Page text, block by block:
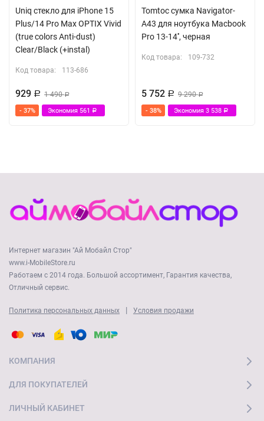
Uniq стекло для iPhone 15
Plus/14 Pro Max OPTIX Vivid
(true colors Anti-dust)
Clear/Black (+instal)
Код товара: 113-686
929 Р 1 490Р
- 37% Экономия 561 Р
Tomtoc сумка Navigator-
A43 для ноутбука Macbook
Pro 13-14'', черная
Код товара: 109-732
5 752 Р 9 290Р
- 38% Экономия 3 538 Р
Интернет магазин "Ай Мобайл Стор"
www.i-MobileStore.ru
Работаем с 2014 года. Большой ассортимент, Гарантия качества,
Отличный сервис.
Политика персональных данных | Условия продажи
КОМПАНИЯ
ДЛЯ ПОКУПАТЕЛЕЙ
ЛИЧНЫЙ КАБИНЕТ